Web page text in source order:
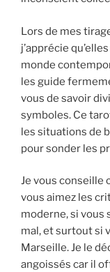
Lors de mes
j’apprécie
monde
les guide
vous de savoir
symboles. Ce
les situations de
pour sonder les
Je vous conseille
vous aimez les
moderne, si vous
mal, et surtout si
Marseille. Je le
angoissés car il